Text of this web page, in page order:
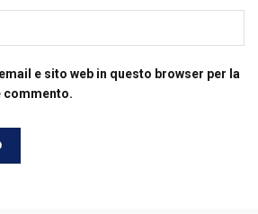
e sito web in questo browser per la
commento.